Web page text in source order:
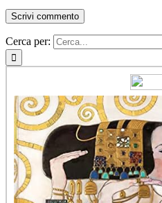
Cerca per: